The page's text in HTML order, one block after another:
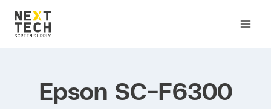
Epson SC-F6300